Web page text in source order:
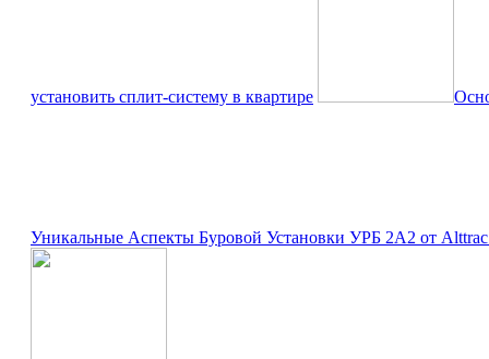
установить сплит-систему в квартире
Уникальные Аспекты Буровой Установки УРБ 2А2 от